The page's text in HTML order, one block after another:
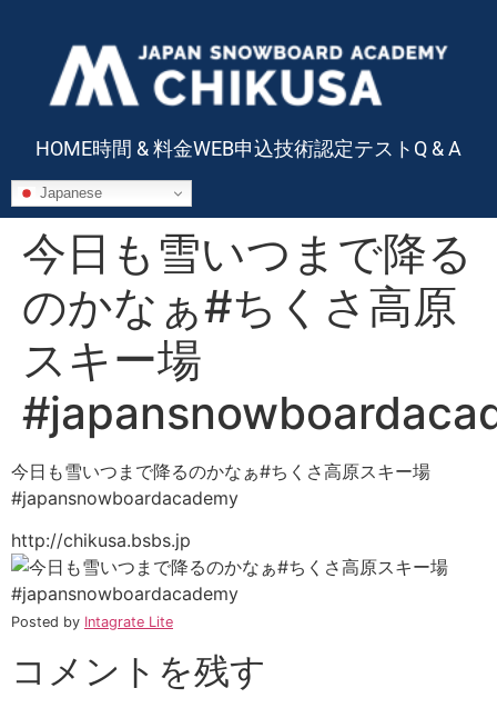
HOME時間 & 料金WEB申込技術認定テスト Q & A
Japanese
今日も雪いつまで降る
のかなぁ#ちくさ高原
スキー場
今日も雪いつまで降るのかなぁ#ちくさ高原スキー場
#japansnowboardacademy
http://chikusa.bsbs.jp
Posted by Intagrate Lite
コメントを残す